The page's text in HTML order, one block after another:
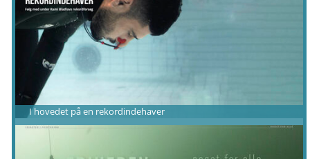
I hovedet på en rekordindehaver